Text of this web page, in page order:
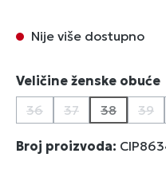
Nije više dostupno
Izaberi
Veličine ženske obuće
36
(Ova opcija trenutno
37
(Ova opcija
38
(Ova
39
Broj proizvoda: